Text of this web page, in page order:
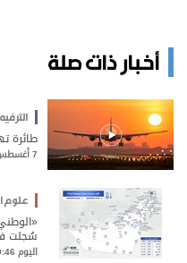
أخبار ذات صلة
الترفيه
طائرة
7 أغسطس 2026
علوم
سُجلت
اليوم 09:46